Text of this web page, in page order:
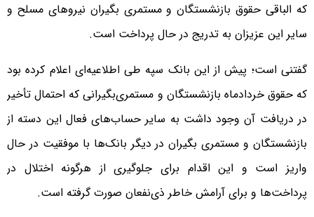
که الباقی حقوق بازنشستگان و مستمری بگیران نیروهای مسلح و
سایر این عزیزان به تدریج در حال پرداخت است.
گفتنی است؛ پیش از این بانک سپه طی اطلاعیه‌ای اعلام کرده بود
که حقوق خردادماه بازنشستگان و مستمری‌بگیرانی که احتمال تأخیر
در دریافت آن وجود داشت به سایر حساب‌های فعال این دسته از
بازنشستگان و مستمری بگیران در دیگر بانک‌ها با موفقیت در حال
واریز است و این اقدام برای جلوگیری از هرگونه اختلال در
پرداخت‌ها و برای آرامش خاطر ذی‌نفعان صورت گرفته است.